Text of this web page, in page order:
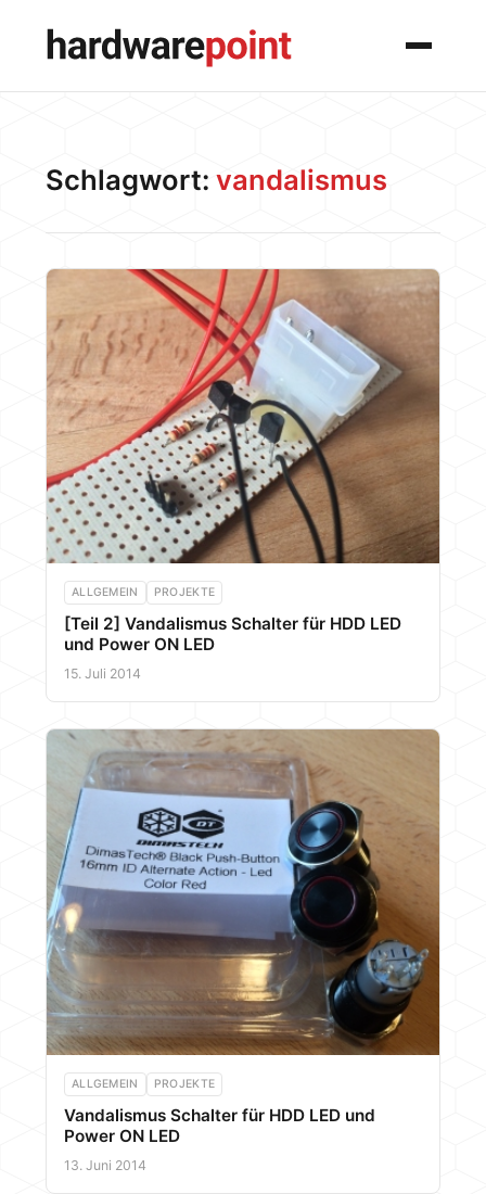
Menü
Schlagwort: vandalismus
ALLGEMEIN PROJEKTE
[Teil 2] Vandalismus Schalter für HDD LED
und Power ON LED
15. Juli 2014
ALLGEMEIN PROJEKTE
Vandalismus Schalter für HDD LED und
Power ON LED
13. Juni 2014